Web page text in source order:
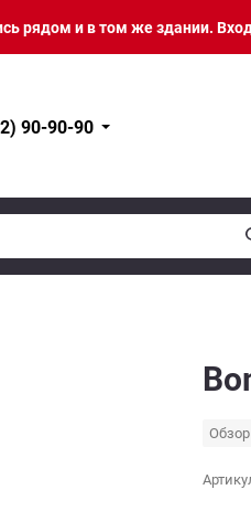
рядом и в том же здании.
90-90-90
Обзор